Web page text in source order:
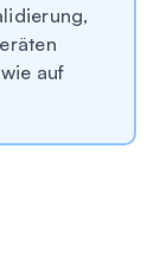
auf